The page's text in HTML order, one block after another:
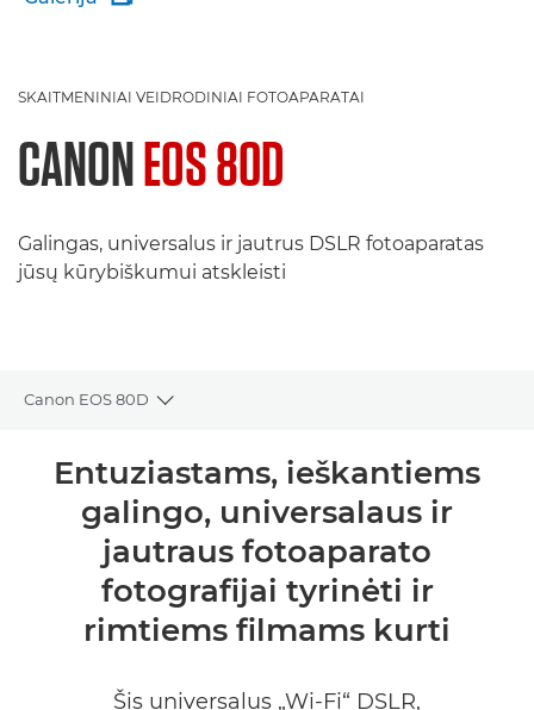
SKAITMENINIAI VEIDRODINIAI FOTOAPARATAI
CANONEOS 80D
Galingas, universalus ir jautrus DSLR fotoaparatas
jūsų kūrybiškumui atskleisti
Canon EOS 80D
Toggle breadcrumbs
Bendrieji duomenys
Specifikacijos
Palaikymas
Entuziastams, ieškantiems
galingo, universalaus ir
jautraus fotoaparato
fotografijai tyrinėti ir
rimtiems filmams kurti
Šis universalus „Wi-Fi“ DSLR,